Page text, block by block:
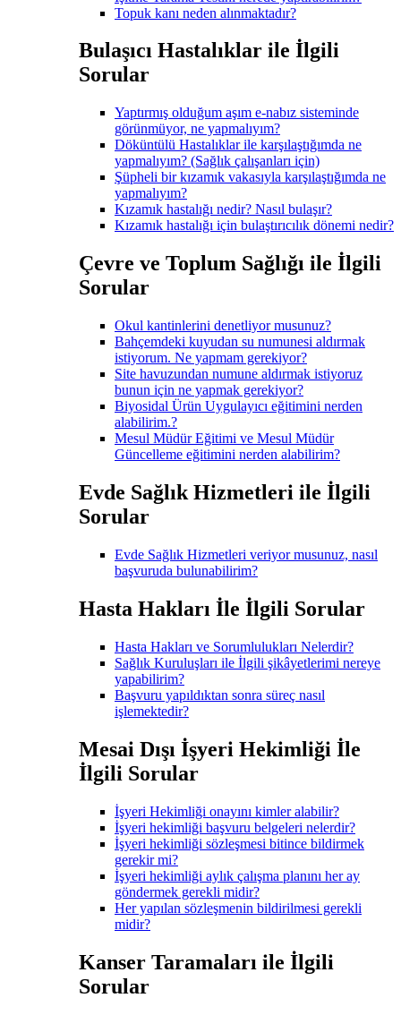
Topuk kanı neden alınmaktadır?
Bulaşıcı Hastalıklar ile İlgili
Sorular
Yaptırmış olduğum aşım e-nabız sisteminde
görünmüyor, ne yapmalıyım?
Döküntülü Hastalıklar ile karşılaştığımda ne
yapmalıyım? (Sağlık çalışanları için)
Şüpheli bir kızamık vakasıyla karşılaştığımda ne
yapmalıyım?
Kızamık hastalığı nedir? Nasıl bulaşır?
Kızamık hastalığı için bulaştırıcılık dönemi nedir?
Çevre ve Toplum Sağlığı ile İlgili
Sorular
Okul kantinlerini denetliyor musunuz?
Bahçemdeki kuyudan su numunesi aldırmak
istiyorum. Ne yapmam gerekiyor?
Site havuzundan numune aldırmak istiyoruz
bunun için ne yapmak gerekiyor?
Biyosidal Ürün Uygulayıcı eğitimini nerden
alabilirim.?
Mesul Müdür Eğitimi ve Mesul Müdür
Güncelleme eğitimini nerden alabilirim?
Evde Sağlık Hizmetleri ile İlgili
Sorular
Evde Sağlık Hizmetleri veriyor musunuz, nasıl
başvuruda bulunabilirim?
Hasta Hakları İle İlgili Sorular
Hasta Hakları ve Sorumlulukları Nelerdir?
Sağlık Kuruluşları ile İlgili şikâyetlerimi nereye
yapabilirim?
Başvuru yapıldıktan sonra süreç nasıl
işlemektedir?
Mesai Dışı İşyeri Hekimliği İle
İlgili Sorular
İşyeri Hekimliği onayını kimler alabilir?
İşyeri hekimliği başvuru belgeleri nelerdir?
İşyeri hekimliği sözleşmesi bitince bildirmek
gerekir mi?
İşyeri hekimliği aylık çalışma planını her ay
göndermek gerekli midir?
Her yapılan sözleşmenin bildirilmesi gerekli
midir?
Kanser Taramaları ile İlgili
Sorular